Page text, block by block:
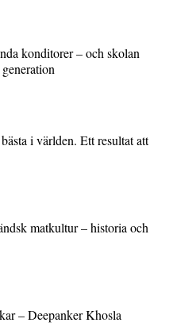
konditorer – och skolan
i världen. Ett resultat att
matkultur – historia och
– Deepanker Khosla